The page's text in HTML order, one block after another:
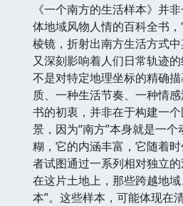
《一个南方的生活样本》并
体地域风物人情的百科全书
棱镜，折射出南方生活方式
又深刻影响着人们日常轨迹
不是对特定地理坐标的精确
质、一种生活节奏、一种情
书的初衷，并非在于构建一
景，因为“南方”本身就是一
糊，它的内涵丰富，它随着
者试图通过一系列相对独立
在这片土地上，那些跨越地
本”。这些样本，可能体现在